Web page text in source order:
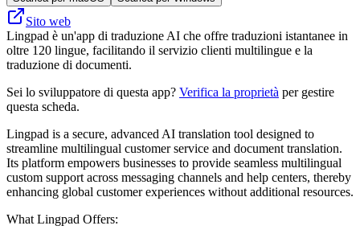
Sito web
Lingpad è un'app di traduzione AI che offre traduzioni istantanee in
oltre 120 lingue, facilitando il servizio clienti multilingue e la
traduzione di documenti.
Sei lo sviluppatore di questa app? Verifica la proprietà per gestire
questa scheda.
Lingpad is a secure, advanced AI translation tool designed to
streamline multilingual customer service and document translation.
Its platform empowers businesses to provide seamless multilingual
custom support across messaging channels and help centers, thereby
enhancing global customer experiences without additional resources.
What Lingpad Offers: